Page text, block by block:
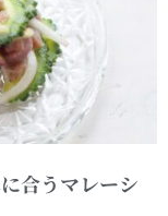
合うマレーシ